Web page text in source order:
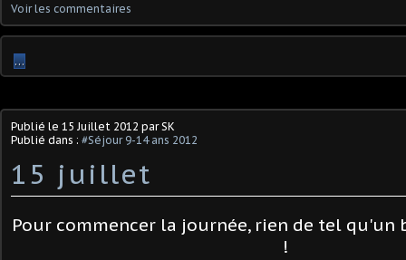
Voir les commentaires
…
Publié le 15 Juillet 2012 par SK
Publié dans : #Séjour 9-14 ans 2012
15 juillet
Pour commencer la journée, rien de tel
!